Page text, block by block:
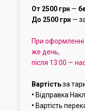
От 2500 грн —
До 2500 грн —
При оформленні
же день,
після 13:00 —
Вартістьза
• Відправка
• Вартість